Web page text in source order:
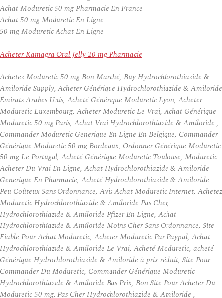
Achat Moduretic 50 mg Pharmacie En France
Achat 50 mg Moduretic En Ligne
50 mg Moduretic Achat En Ligne
Acheter Kamagra Oral Jelly 20 mg Pharmacie
Achetez Moduretic 50 mg Bon Marché, Buy Hydrochlorothiazide &
Amiloride Supply, Acheter Générique Hydrochlorothiazide & Amiloride
Émirats Arabes Unis, Acheté Générique Moduretic Lyon, Acheter
Moduretic Luxembourg, Acheter Moduretic Le Vrai, Achat Générique
Moduretic 50 mg Paris, Achat Vrai Hydrochlorothiazide & Amiloride ,
Commander Moduretic Generique En Ligne En Belgique, Commander
Générique Moduretic 50 mg Bordeaux, Ordonner Générique Moduretic
50 mg Le Portugal, Acheté Générique Moduretic Toulouse, Moduretic
Acheter Du Vrai En Ligne, Achat Hydrochlorothiazide & Amiloride
Generique En Pharmacie, Acheté Hydrochlorothiazide & Amiloride
Peu Coûteux Sans Ordonnance, Avis Achat Moduretic Internet, Achetez
Moduretic Hydrochlorothiazide & Amiloride Pas Cher,
Hydrochlorothiazide & Amiloride Pfizer En Ligne, Achat
Hydrochlorothiazide & Amiloride Moins Cher Sans Ordonnance, Site
Fiable Pour Achat Moduretic, Acheter Moduretic Par Paypal, Achat
Hydrochlorothiazide & Amiloride Le Vrai, Acheté Moduretic, acheté
Générique Hydrochlorothiazide & Amiloride à prix réduit, Site Pour
Commander Du Moduretic, Commander Générique Moduretic
Hydrochlorothiazide & Amiloride Bas Prix, Bon Site Pour Acheter Du
Moduretic 50 mg, Pas Cher Hydrochlorothiazide & Amiloride ,